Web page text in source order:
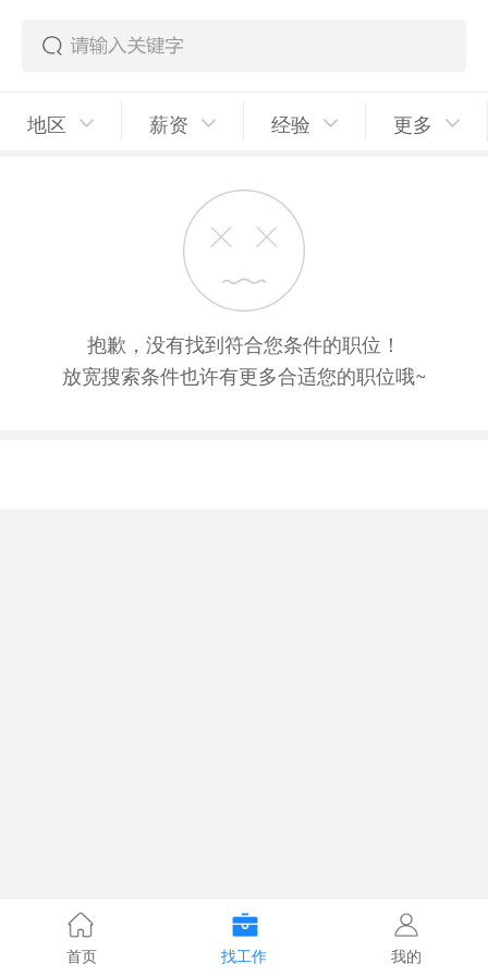
地区 薪资 经验 更多
抱歉，没有找到符合您条件的职位！
放宽搜索条件也许有更多合适您的职位哦~
首页 找工作 我的